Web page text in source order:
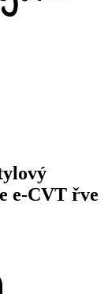
e-CVT řve